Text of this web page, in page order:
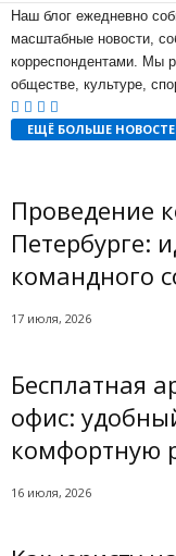
Наш блог ежедневно
масштабные новости,
корреспондентами. Мы
обществе, культуре,
ЕЩЁ БОЛЬШЕ
Проведение
Петербурге:
командного
17 июля, 2026
Бесплатная
офис:
комфортную
16 июля, 2026